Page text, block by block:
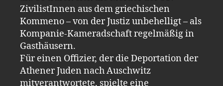
ZivilistInnen aus dem griechischen
Kommeno – von der Justiz unbehelligt – als
Kompanie-Kameradschaft regelmäßig in
Gasthäusern.
Für einen Offizier, der die Deportation der
Athener Juden nach Auschwitz
mitverantwortete, spielte eine